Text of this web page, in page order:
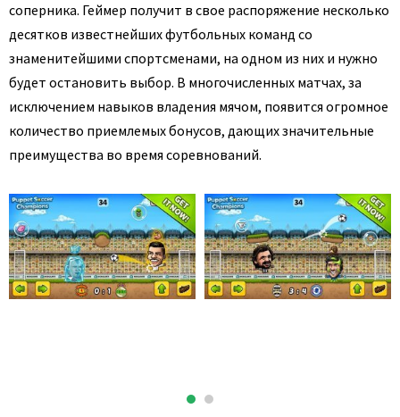
соперника. Геймер получит в свое распоряжение несколько
десятков известнейших футбольных команд со
знаменитейшими спортсменами, на одном из них и нужно
будет остановить выбор. В многочисленных матчах, за
исключением навыков владения мячом, появится огромное
количество приемлемых бонусов, дающих значительные
преимущества во время соревнований.